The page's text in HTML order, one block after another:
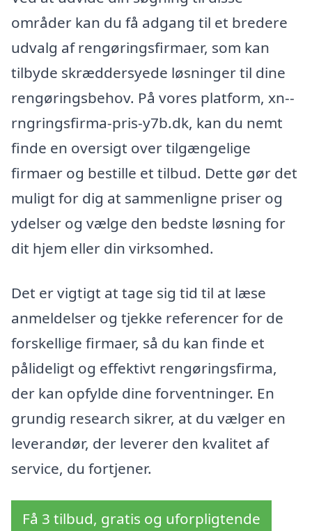
områder kan du få adgang til et bredere
udvalg af rengøringsfirmaer, som kan
tilbyde skræddersyede løsninger til dine
rengøringsbehov. På vores platform, xn--
rngringsfirma-pris-y7b.dk, kan du nemt
finde en oversigt over tilgængelige
firmaer og bestille et tilbud. Dette gør det
muligt for dig at sammenligne priser og
ydelser og vælge den bedste løsning for
dit hjem eller din virksomhed.
Det er vigtigt at tage sig tid til at læse
anmeldelser og tjekke referencer for de
forskellige firmaer, så du kan finde et
pålideligt og effektivt rengøringsfirma,
der kan opfylde dine forventninger. En
grundig research sikrer, at du vælger en
leverandør, der leverer den kvalitet af
service, du fortjener.
Få 3 tilbud, gratis og uforpligtende